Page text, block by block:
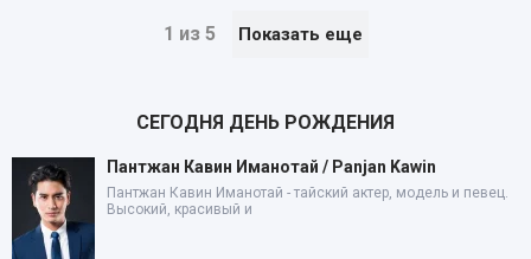
1 из 5 Показать еще
СЕГОДНЯ ДЕНЬ РОЖДЕНИЯ
Пантжан Кавин Иманотай / Panjan Kawin
Пантжан Кавин Иманотай - тайский актер, модель и певец.
Высокий, красивый и